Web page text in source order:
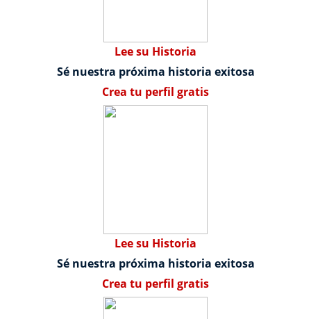
Lee su Historia
Sé nuestra próxima historia exitosa
Crea tu perfil gratis
Lee su Historia
Sé nuestra próxima historia exitosa
Crea tu perfil gratis